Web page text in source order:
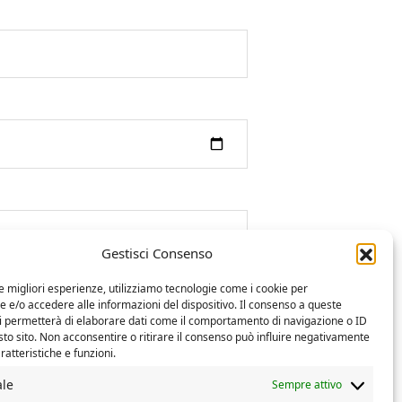
Gestisci Consenso
migliori esperienze, utilizziamo tecnologie come i cookie per
e/o accedere alle informazioni del dispositivo. Il consenso a queste
permetterà di elaborare dati come il comportamento di navigazione o ID
sito. Non acconsentire o ritirare il consenso può influire negativamente
e funzioni.
Sempre attivo